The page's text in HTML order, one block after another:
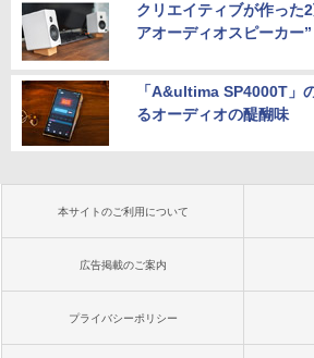
クリエイティブが作った
アオーディオスピーカー”
「A&ultima SP4000T」
るオーディオの醍醐味
本サイトのご利用について
広告掲載のご案内
プライバシーポリシー